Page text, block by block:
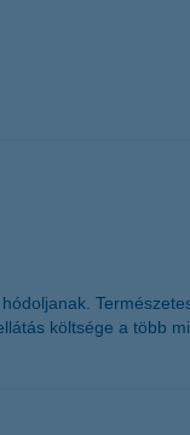
költsége a több